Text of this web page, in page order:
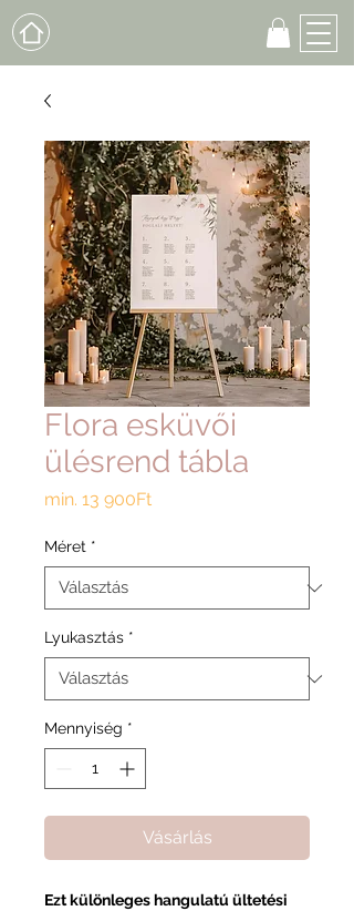
Flora esküvői
ülésrend tábla
min. 13 900FtAkciós
Méret *
Lyukasztás *
Mennyiség *
Vásárlás
Ezt különleges hangulatú ültetési